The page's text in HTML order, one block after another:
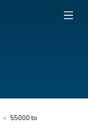
» 55000 to